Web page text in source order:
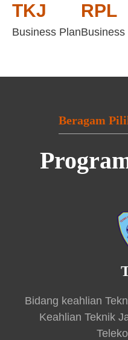
TKJ
Business Plan
RPL
Business
Beragam
Bidang keahlian
Keahlian Teknik